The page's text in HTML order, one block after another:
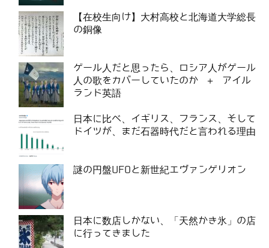
【在校生向け】大村高校と北海道大学総長
の銅像
ゲール人だと思ったら、ロシア人がゲール
人の歌をカバーしていたのか ＋ アイル
ランド英語
日本に比べ、イギリス、フランス、そして
ドイツが、まだ石器時代だと言われる理由
謎の円盤UFOと新世紀エヴァンゲリオン
日本に数店しかない、「天然かき氷」の店
に行ってきました